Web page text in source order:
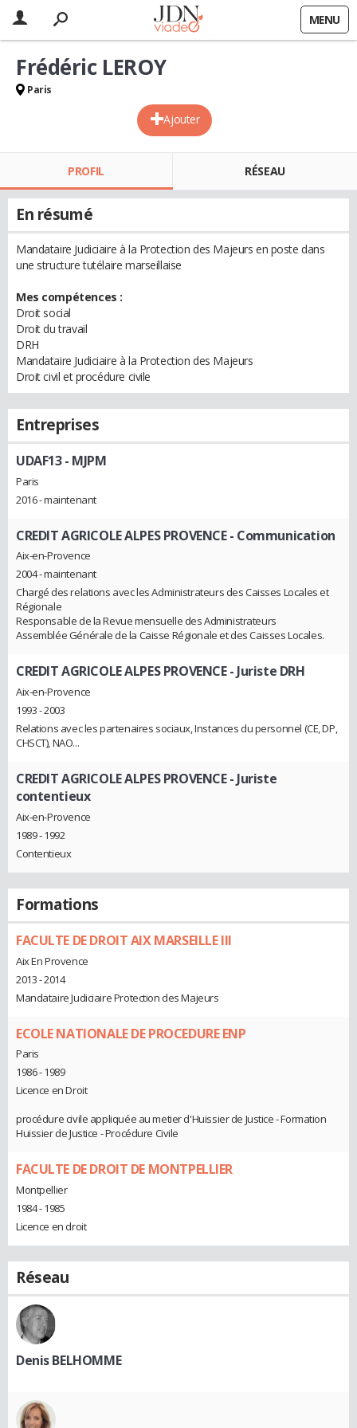
MENU
Ajouter
Frédéric LEROY
Paris
PROFIL RÉSEAU
En résumé
Mandataire Judiciaire à la Protection des Majeurs en poste dans
une structure tutélaire marseillaise
Mes compétences :
Droit social
Droit du travail
DRH
Mandataire Judiciaire à la Protection des Majeurs
Droit civil et procédure civile
Entreprises
UDAF13- MJPM
Paris
2016 - maintenant
CREDIT AGRICOLE ALPES PROVENCE- Communication
Aix-en-Provence
2004 - maintenant
Chargé des relations avec les Administrateurs des Caisses Locales et
Régionale
Responsable de la Revue mensuelle des Administrateurs
Assemblée Générale de la Caisse Régionale et des Caisses Locales.
CREDIT AGRICOLE ALPES PROVENCE- Juriste DRH
Aix-en-Provence
1993 - 2003
Relations avec les partenaires sociaux, Instances du personnel (CE, DP,
CHSCT), NAO...
CREDIT AGRICOLE ALPES PROVENCE- Juriste
contentieux
Aix-en-Provence
1989 - 1992
Contentieux
Formations
FACULTE DE DROIT AIX MARSEILLE III
Aix En Provence
2013 - 2014
Mandataire Judiciaire Protection des Majeurs
ECOLE NATIONALE DE PROCEDURE ENP
Paris
1986 - 1989
Licence en Droit
procédure civile appliquée au metier d'Huissier de Justice - Formation
Huissier de Justice - Procédure Civile
FACULTE DE DROIT DE MONTPELLIER
Montpellier
1984 - 1985
Licence en droit
Réseau
Denis BELHOMME